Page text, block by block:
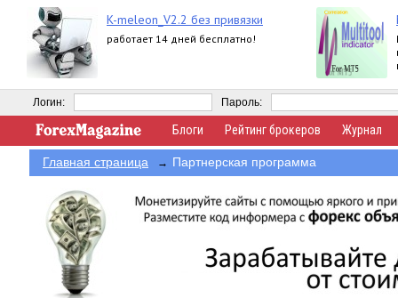
K-meleon_V2.2 без привязки
работает 14 дней бесплатно!
Логин: Пароль:
Блоги Рейтинг брокеров Журнал
Главная страница → Партнерская программа